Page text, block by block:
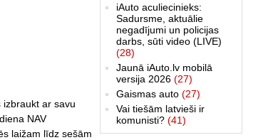
ar savu
NAV
laižam līdz sešām
iAuto aculiecinieks:
Sadursme, aktuālie
negadījumi un policijas
darbs, sūti video (LIVE)
(28)
Jaunā iAuto.lv mobilā
versija 2026 (27)
Gaismas auto (27)
Vai tiešām latvieši ir
komunisti? (41)